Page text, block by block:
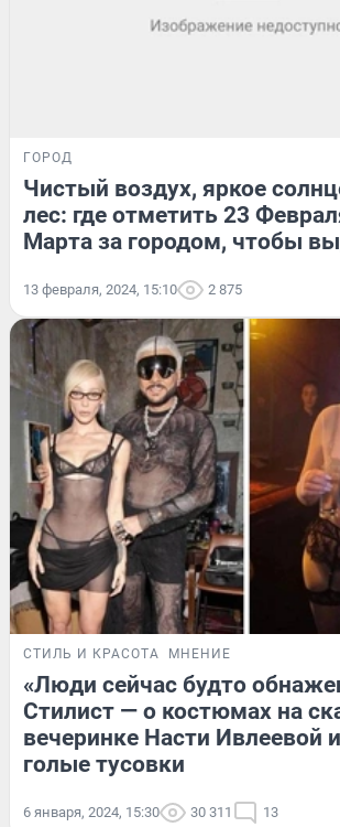
ГОРОД
Чистый воздух, яркое
лес: где отметить 23
Марта за городом, чтобы
13 февраля, 2024, 15:10 2 875
СТИЛЬ И КРАСОТА МНЕНИЕ
«Люди сейчас будто
Стилист — о костюмах на
вечеринке Насти Ивлеевой
голые тусовки
6 января, 2024, 15:30 30 311 13